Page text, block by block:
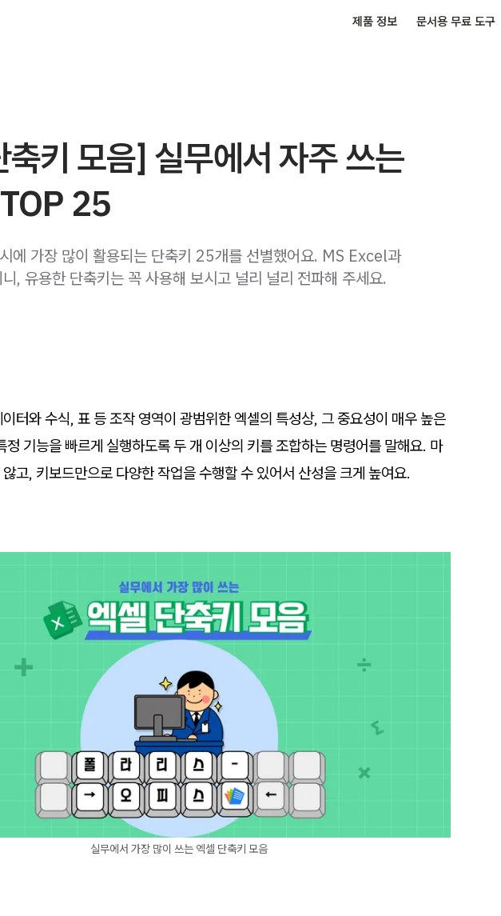
제품 정보 문서용 무료 도구
키 모음] 실무에서 자주 쓰는
25
에 가장 많이 활용되는 단축키 25개를 선별했어요. MS Excel과
, 유용한 단축키는 꼭 사용해 보시고 널리 널리 전파해 주세요.
터와 수식, 표 등 조작 영역이 광범위한 엑셀의 특성상, 그 중요성이 매우 높은
정 기능을 빠르게 실행하도록 두 개 이상의 키를 조합하는 명령어를 말해요. 마
고, 키보드만으로 다양한 작업을 수행할 수 있어서 산성을 크게 높여요.
실무에서 가장 많이 쓰는 엑셀 단축키 모음